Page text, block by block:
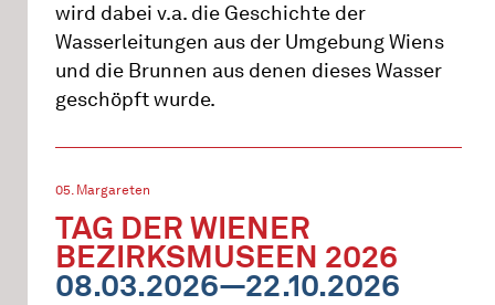
wird dabei v.a. die Geschichte der
Wasserleitungen aus der Umgebung Wiens
und die Brunnen aus denen dieses Wasser
geschöpft wurde.
05. Margareten
TAG DER WIENER
BEZIRKSMUSEEN 2026
08.03.2026—22.10.2026